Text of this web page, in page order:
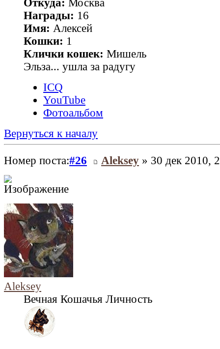
Откуда: Москва
Награды: 16
Имя: Алексей
Кошки: 1
Клички кошек: Мишель
Эльза... ушла за радугу
ICQ
YouTube
Фотоальбом
Вернуться к началу
Номер поста:#26 Aleksey » 30 дек 2010,
Aleksey
Вечная Кошачья Личность